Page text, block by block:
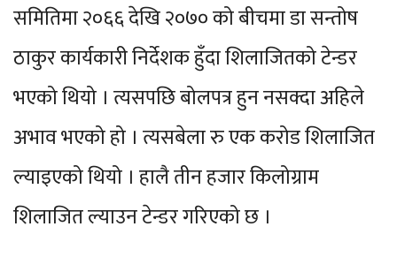
समितिमा २०६६ देखि २०७० को बीचमा डा सन्तोष
ठाकुर कार्यकारी निर्देशक हुँदा शिलाजितको टेन्डर
भएको थियो । त्यसपछि बोलपत्र हुन नसक्दा अहिले
अभाव भएको हो । त्यसबेला रु एक करोड शिलाजित
ल्याइएको थियो । हालै तीन हजार किलोग्राम
शिलाजित ल्याउन टेन्डर गरिएको छ ।